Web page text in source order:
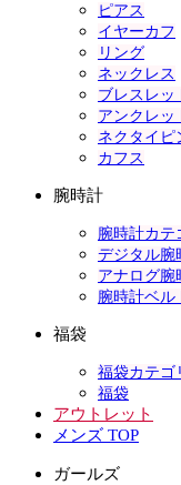
ピアス
イヤーカフ
リング
ネックレス
ブレスレッ
アンクレッ
ネクタイピ
カフス
腕時計
腕時計カテ
デジタル腕
アナログ腕
腕時計ベル
福袋
福袋カテゴ
福袋
アウトレット
メンズ TOP
ガールズ